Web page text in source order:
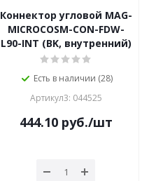
Коннектор угловой MAG-
MICROCOSM-CON-FDW-
L90-INT (BK, внутренний)
Есть в наличии (28)
Артикул3: 044525
444.10руб./шт